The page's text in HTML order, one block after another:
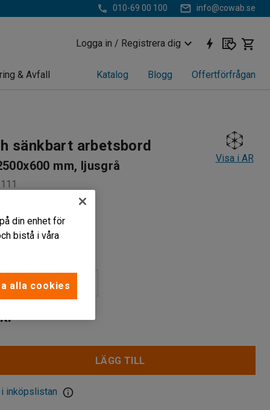
010-69 00 100 info@cowab.se
Logga in / Registrera dig
& Avfall Katalog Blogg Offertförfrågan
sänkbart arbetsbord
mm, ljusgrå
Visa i AR
och sänkfunktion
LÄGG TILL
inköpslistan
din enhet för
bistå i våra
alla cookies